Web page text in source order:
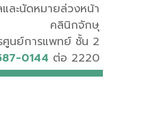
ละนัดหมายล่วงหน้า
คลินิกจักษุ
ศูนย์การแพทย์ ชั้น 2
0144 ต่อ 2220